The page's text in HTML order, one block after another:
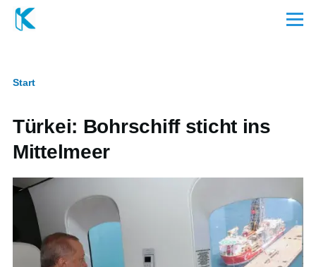
Direkt zum Inhalt
Menü
Start
Türkei: Bohrschiff sticht ins
Mittelmeer